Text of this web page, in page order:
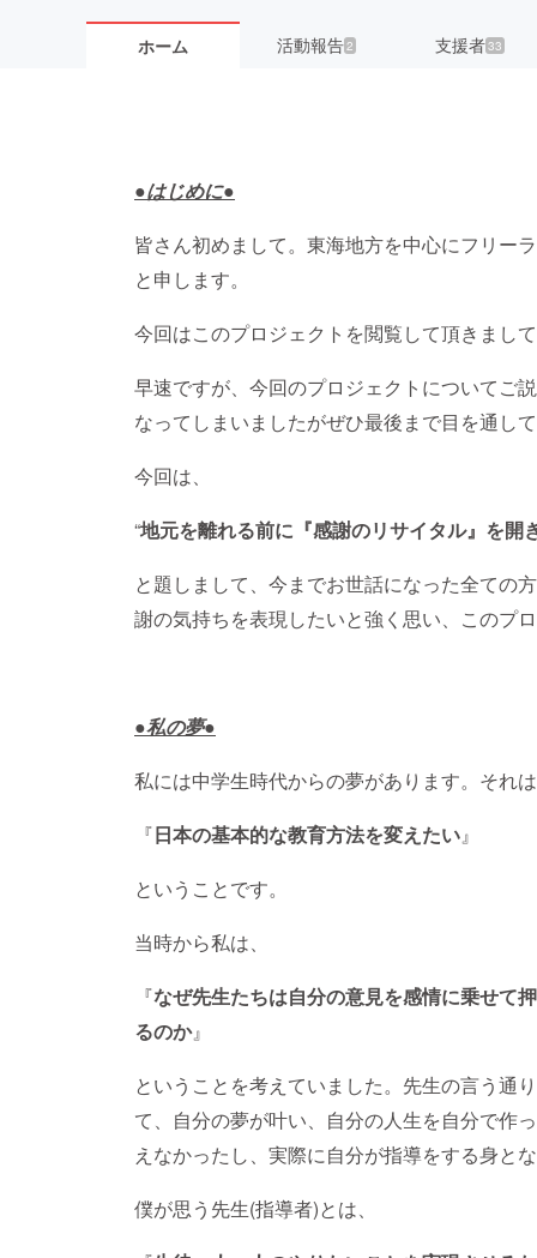
ホーム 活動報告 2 支援者33
●はじめに●
皆さん初めまして。東海地方を中心にフリー
と申します。
今回はこのプロジェクトを閲覧して頂きまし
早速ですが、今回のプロジェクトについてご
なってしまいましたがぜひ最後まで目を通し
今回は、
“地元を離れる前に『感謝のリサイタル』を開
と題しまして、今までお世話になった全ての
謝の気持ちを表現したいと強く思い、このプ
●私の夢●
私には中学生時代からの夢があります。それ
『日本の基本的な教育方法を変えたい』
ということです。
当時から私は、
『なぜ先生たちは自分の意見を感情に乗せて
るのか』
ということを考えていました。先生の言う通
て、自分の夢が叶い、自分の人生を自分で作
えなかったし、実際に自分が指導をする身と
僕が思う先生(指導者)とは、